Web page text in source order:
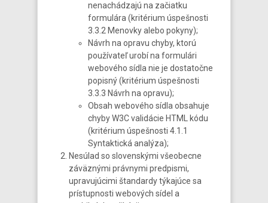
nenachádzajú na začiatku
formulára (kritérium úspešnosti
3.3.2 Menovky alebo pokyny);
Návrh na opravu chyby, ktorú
používateľ urobí na formulári
webového sídla nie je dostatočne
popisný (kritérium úspešnosti
3.3.3 Návrh na opravu);
Obsah webového sídla obsahuje
chyby W3C validácie HTML kódu
(kritérium úspešnosti 4.1.1
Syntaktická analýza);
Nesúlad so slovenskými všeobecne
záväznými právnymi predpismi,
upravujúcimi štandardy týkajúce sa
prístupnosti webových sídel a